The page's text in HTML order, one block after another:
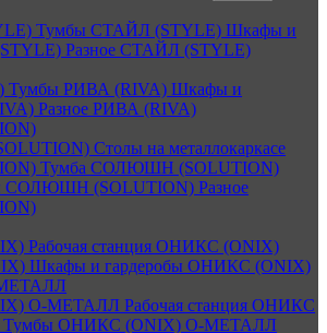
Тумбы СТАЙЛ (STYLE) Шкафы и
Разное СТАЙЛ (STYLE)
Тумбы РИВА (RIVA) Шкафы и
Разное РИВА (RIVA)
Столы на металлокаркасе
Тумба СОЛЮШН (SOLUTION)
СОЛЮШН (SOLUTION) Разное
Рабочая станция ОНИКС (ONIX)
Шкафы и гардеробы ОНИКС (ONIX)
O-МЕТАЛЛ Рабочая станция ОНИКС
Тумбы ОНИКС (ONIX) O-МЕТАЛЛ